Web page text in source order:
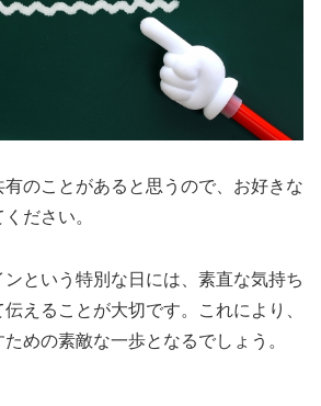
のことがあると思うので、お好きな
ださい。
ンという特別な日には、素直な気持ち
えることが大切です。これにより、
めの素敵な一歩となるでしょう。